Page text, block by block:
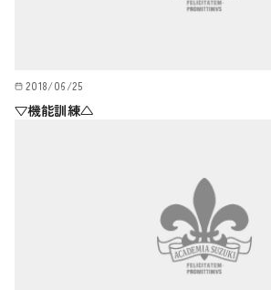
2018/06/25
▽機能訓練△